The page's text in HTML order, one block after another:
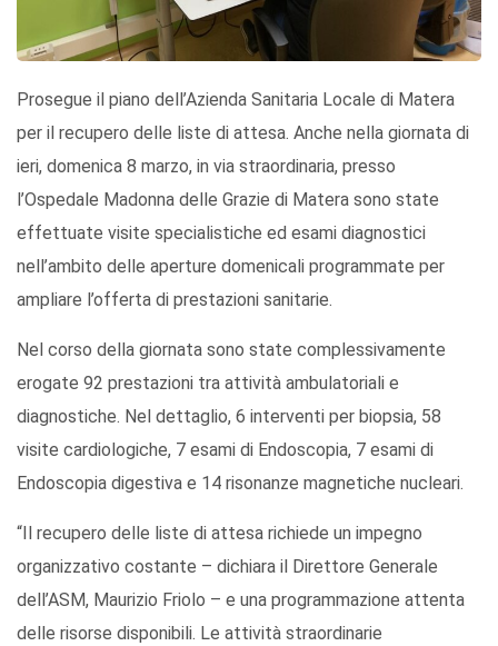
Prosegue il piano dell’Azienda Sanitaria Locale di Matera
per il recupero delle liste di attesa. Anche nella giornata di
ieri, domenica 8 marzo, in via straordinaria, presso
l’Ospedale Madonna delle Grazie di Matera sono state
effettuate visite specialistiche ed esami diagnostici
nell’ambito delle aperture domenicali programmate per
ampliare l’offerta di prestazioni sanitarie.
Nel corso della giornata sono state complessivamente
erogate 92 prestazioni tra attività ambulatoriali e
diagnostiche. Nel dettaglio, 6 interventi per biopsia, 58
visite cardiologiche, 7 esami di Endoscopia, 7 esami di
Endoscopia digestiva e 14 risonanze magnetiche nucleari.
“Il recupero delle liste di attesa richiede un impegno
organizzativo costante – dichiara il Direttore Generale
dell’ASM, Maurizio Friolo – e una programmazione attenta
delle risorse disponibili. Le attività straordinarie